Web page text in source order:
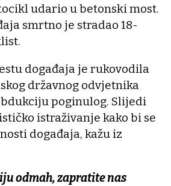
udario u betonski most.
smrtno je stradao 18-
događaja je rukovodila
državnog odvjetnika
poginulog. Slijedi
istraživanje kako bi se
događaja, kažu iz
odmah, zapratite nas